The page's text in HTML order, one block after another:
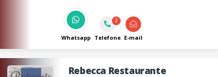
Whatsapp
2
Telefone E-mail
Rebecca Restaurante